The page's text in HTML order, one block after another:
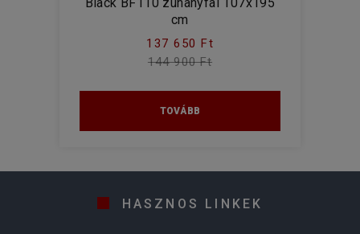
Black BF110 zuhanyfal 107x195
cm
137 650 Ft
144 900 Ft
TOVÁBB
HASZNOS LINKEK